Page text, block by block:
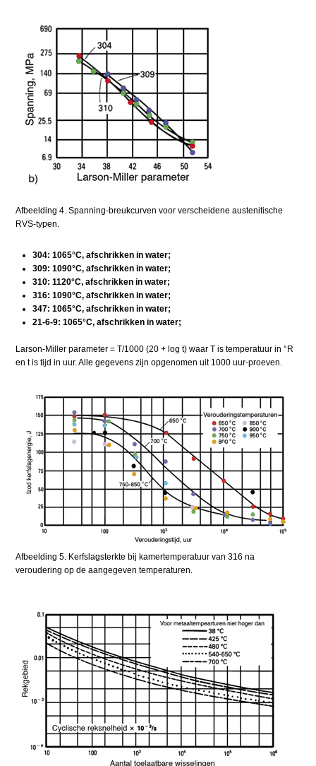
Afbeelding 4. Spanning-breukcurven voor verscheidene austenitische
RVS-typen.
304: 1065°C, afschrikken in water;
309: 1090°C, afschrikken in water;
310: 1120°C, afschrikken in water;
316: 1090°C, afschrikken in water;
347: 1065°C, afschrikken in water;
21-6-9: 1065°C, afschrikken in water;
Larson-Miller parameter = T/1000 (20 + log t) waar T is temperatuur in °R
en t is tijd in uur. Alle gegevens zijn opgenomen uit 1000 uur-proeven.
Afbeelding 5. Kerfslagsterkte bij kamertemperatuur van 316 na
veroudering op de aangegeven temperaturen.